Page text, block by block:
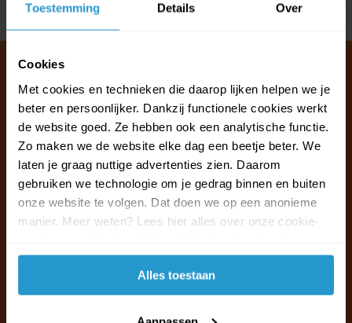
Toestemming Details Over
Cookies
Met cookies en technieken die daarop lijken helpen we je
beter en persoonlijker. Dankzij functionele cookies werkt
de website goed. Ze hebben ook een analytische functie.
Zo maken we de website elke dag een beetje beter. We
laten je graag nuttige advertenties zien. Daarom
gebruiken we technologie om je gedrag binnen en buiten
onze website te volgen. Dat doen we op een anonieme
manier. Meer weten? Lees hier alles over onze cookie-
accepteren.
Alles toestaan
Delen
Klantenservice & FAQ
Wij staan voor u klaar.
Ma t/m vr van 09:30 - 16:00 telefonisch
+31 (0)13 785 62 41
info@jouwoutlet.nl